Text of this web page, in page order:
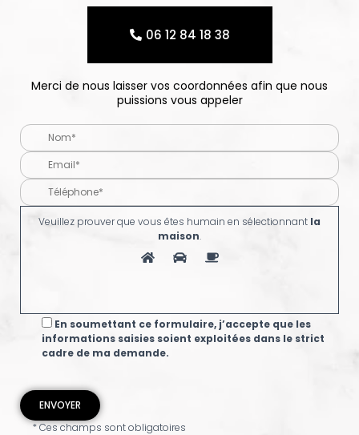
06 12 84 18 38
Merci de nous laisser vos coordonnées afin que nous
puissions vous appeler
Veuillez prouver que vous êtes humain en sélectionnant la
maison.
En soumettant ce formulaire, j’accepte que les
informations saisies soient exploitées dans le strict
cadre de ma demande.
* Ces champs sont obligatoires